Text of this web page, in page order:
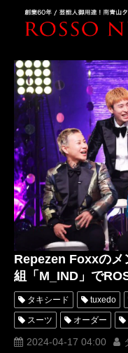
Repezen Foxxのメ
組「M_IND」で
タキシード tuxedo
スーツ オーダー
レンタルタキシード
2024-04-17 04:00